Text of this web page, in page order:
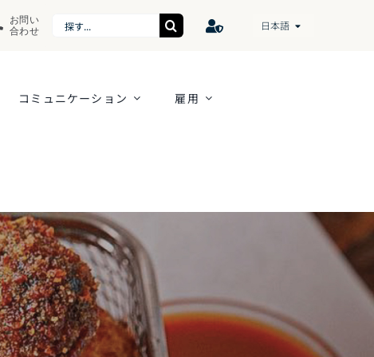
お問い
合わせ
Search
日本語
コミュニケーション 雇用